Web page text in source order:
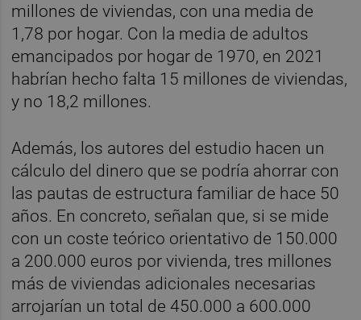
millones de viviendas, con una media de
1,78 por hogar. Con la media de adultos
emancipados por hogar de 1970, en 2021
habrían hecho falta 15 millones de viviendas,
y no 18,2 millones.
Además, los autores del estudio hacen un
cálculo del dinero que se podría ahorrar con
las pautas de estructura familiar de hace 50
años. En concreto, señalan que, si se mide
con un coste teórico orientativo de 150.000
a 200.000 euros por vivienda, tres millones
más de viviendas adicionales necesarias
arrojarían un total de 450.000 a 600.000